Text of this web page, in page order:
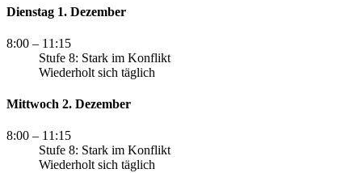
Dienstag 1. Dezember
8:00 – 11:15
Stufe 8: Stark im Konflikt
Wiederholt sich täglich
Mittwoch 2. Dezember
8:00 – 11:15
Stufe 8: Stark im Konflikt
Wiederholt sich täglich